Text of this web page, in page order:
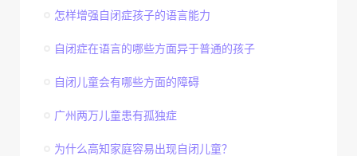
怎样增强自闭症孩子的语言能力
自闭症在语言的哪些方面异于普通的孩子
自闭儿童会有哪些方面的障碍
广州两万儿童患有孤独症
为什么高知家庭容易出现自闭儿童？